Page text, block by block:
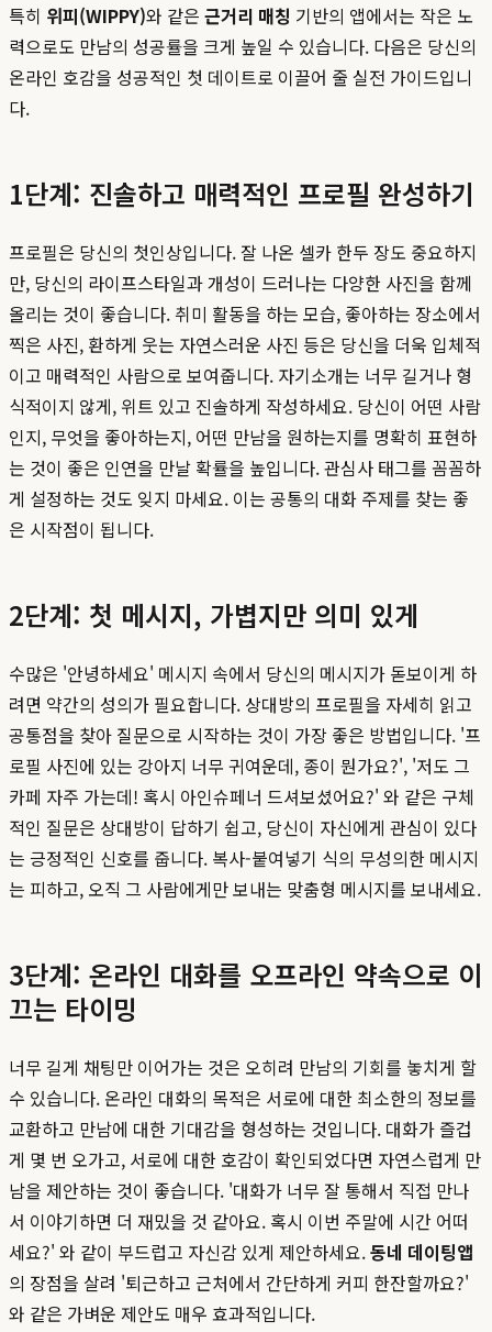
특히 위피(WIPPY)와 같은 근거리 매칭 기반의 앱에서는 작은 노
력으로도 만남의 성공률을 크게 높일 수 있습니다. 다음은 당신의
온라인 호감을 성공적인 첫 데이트로 이끌어 줄 실전 가이드입니
다.
1단계: 진솔하고 매력적인 프로필 완성하기
프로필은 당신의 첫인상입니다. 잘 나온 셀카 한두 장도 중요하지
만, 당신의 라이프스타일과 개성이 드러나는 다양한 사진을 함께
올리는 것이 좋습니다. 취미 활동을 하는 모습, 좋아하는 장소에서
찍은 사진, 환하게 웃는 자연스러운 사진 등은 당신을 더욱 입체적
이고 매력적인 사람으로 보여줍니다. 자기소개는 너무 길거나 형
식적이지 않게, 위트 있고 진솔하게 작성하세요. 당신이 어떤 사람
인지, 무엇을 좋아하는지, 어떤 만남을 원하는지를 명확히 표현하
는 것이 좋은 인연을 만날 확률을 높입니다. 관심사 태그를 꼼꼼하
게 설정하는 것도 잊지 마세요. 이는 공통의 대화 주제를 찾는 좋
은 시작점이 됩니다.
2단계: 첫 메시지, 가볍지만 의미 있게
수많은 '안녕하세요' 메시지 속에서 당신의 메시지가 돋보이게 하
려면 약간의 성의가 필요합니다. 상대방의 프로필을 자세히 읽고
공통점을 찾아 질문으로 시작하는 것이 가장 좋은 방법입니다. '프
로필 사진에 있는 강아지 너무 귀여운데, 종이 뭔가요?', '저도 그
카페 자주 가는데! 혹시 아인슈페너 드셔보셨어요?' 와 같은 구체
적인 질문은 상대방이 답하기 쉽고, 당신이 자신에게 관심이 있다
는 긍정적인 신호를 줍니다. 복사-붙여넣기 식의 무성의한 메시지
는 피하고, 오직 그 사람에게만 보내는 맞춤형 메시지를 보내세요.
3단계: 온라인 대화를 오프라인 약속으로 이
끄는 타이밍
너무 길게 채팅만 이어가는 것은 오히려 만남의 기회를 놓치게 할
수 있습니다. 온라인 대화의 목적은 서로에 대한 최소한의 정보를
교환하고 만남에 대한 기대감을 형성하는 것입니다. 대화가 즐겁
게 몇 번 오가고, 서로에 대한 호감이 확인되었다면 자연스럽게 만
남을 제안하는 것이 좋습니다. '대화가 너무 잘 통해서 직접 만나
서 이야기하면 더 재밌을 것 같아요. 혹시 이번 주말에 시간 어떠
세요?' 와 같이 부드럽고 자신감 있게 제안하세요.동네 데이팅앱
의 장점을 살려 '퇴근하고 근처에서 간단하게 커피 한잔할까요?'
와 같은 가벼운 제안도 매우 효과적입니다.